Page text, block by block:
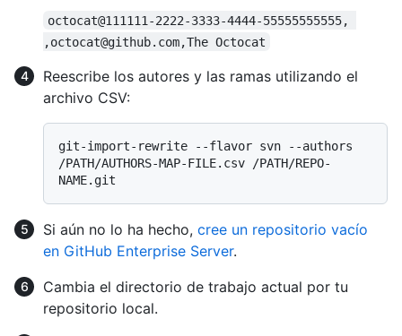
octocat@111111-2222-3333-4444-55555555555,
,octocat@github.com,The Octocat
Reescribe los autores y las ramas utilizando el
archivo CSV:
git-import-rewrite --flavor svn --authors
/PATH/AUTHORS-MAP-FILE.csv /PATH/REPO-
Si aún no lo ha hecho, cree un repositorio vacío
en GitHub Enterprise Server.
Cambia el directorio de trabajo actual por tu
repositorio local.